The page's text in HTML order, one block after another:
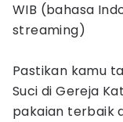
WIB (bahasa
streaming)
Pastikan kamu
Suci di Gereja
pakaian terbaik